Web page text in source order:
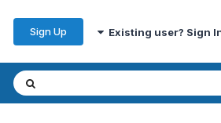
Existing user? Sign
Sign Up